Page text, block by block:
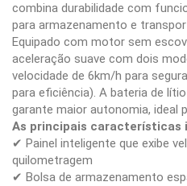
combina durabilidade com
para armazenamento e
Equipado com motor sem
aceleração suave com dois
velocidade de 6km/h para
para eficiência). A bateria de
garante maior autonomia, ideal
As principais características
✔ Painel inteligente que exibe
quilometragem
✔ Bolsa de armazenamento